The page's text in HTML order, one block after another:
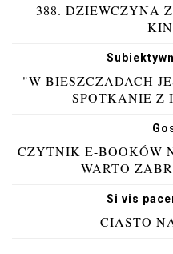
388. DZIEWCZYNA
"W BIESZCZADACH
SPOTKANIE Z
CZYTNIK E-BOOKÓW
WARTO
Si vis
CIASTO